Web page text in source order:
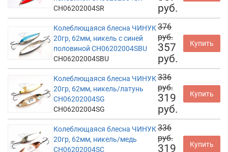
CH06202004SR
руб.
Колеблющаяся блесна ЧИНУК
20гр, 62мм, никель с синей
половиной CH06202004SBU
CH06202004SBU
376
руб.
357
руб.
Купить
Колеблющаяся блесна ЧИНУК
20гр, 62мм, никель/латунь
CH06202004SG
CH06202004SG
336
руб.
319
руб.
Купить
Колеблющаяся блесна ЧИНУК
20гр, 62мм, никель/медь
CH06202004SC
336
руб.
319
Купить